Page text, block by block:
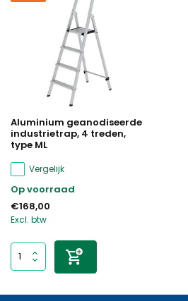
Aluminium geanodiseerde
industrietrap, 4 treden,
type ML
Vergelijk
Op voorraad
€168,00
Excl. btw